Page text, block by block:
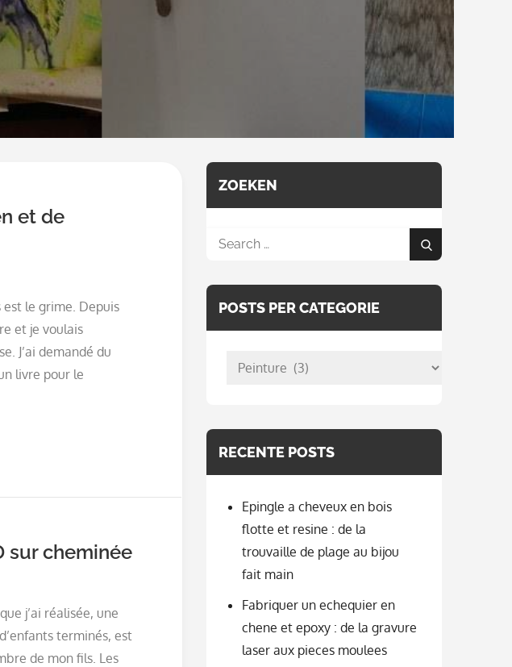
et de
le grime. Depuis
et je voulais
J’ai demandé du
livre pour le
sur cheminée
j’ai réalisée, une
terminés, est
de mon fils. Les
ZOEKEN
Search
Search
POSTS PER CATEGORIE
posts
RECENTE POSTS
Epingle a cheveux en bois
flotte et resine : de la
trouvaille de plage au bijou
fait main
Fabriquer un echequier en
chene et epoxy : de la gravure
laser aux pieces moulees